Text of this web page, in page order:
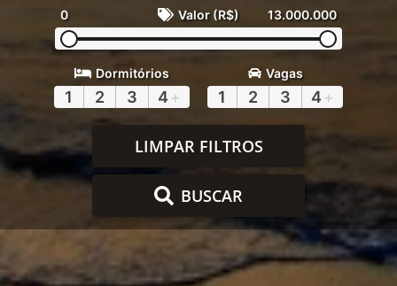
0 Valor (R$) 13.000.000
Dormitórios
1 2 3 4 +
Vagas
1 2 3 4 +
LIMPAR FILTROS
BUSCAR